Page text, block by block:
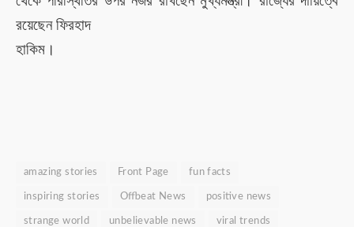
রয়েছেন ফিরহাদ
হাকিম।
amazing stories Front Page fun facts
inspiring stories Offbeat News positive news
strange world unbelievable news viral trends